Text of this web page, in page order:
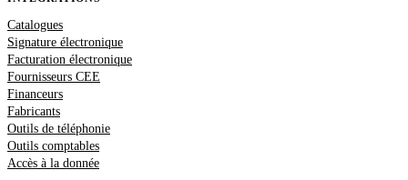
Catalogues
Signature électronique
Facturation électronique
Fournisseurs CEE
Financeurs
Fabricants
Outils de téléphonie
Outils comptables
Accès à la donnée